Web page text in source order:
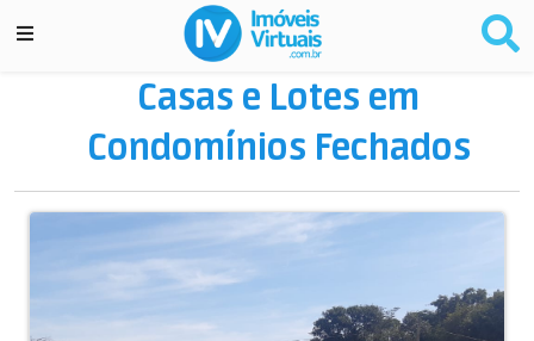
Casas e Lotes em
Condomínios Fechados